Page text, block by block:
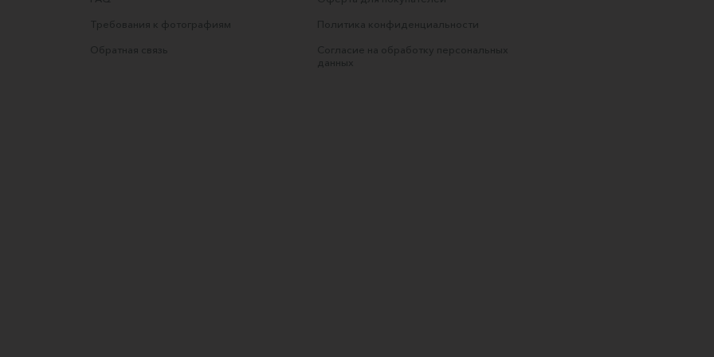
Требования к фотографиям
Обратная связь
Политика конфиденциальности
Согласие на обработку персональных
данных